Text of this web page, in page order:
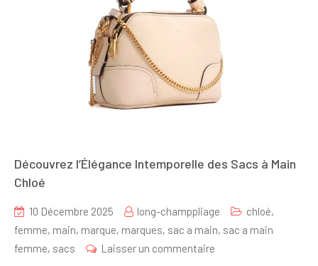
Découvrez l’Élégance Intemporelle des Sacs à Main
Chloé
10 Décembre 2025 long-champpliage chloé,
femme, main, marque, marques, sac a main, sac a main
femme, sacs Laisser un commentaire